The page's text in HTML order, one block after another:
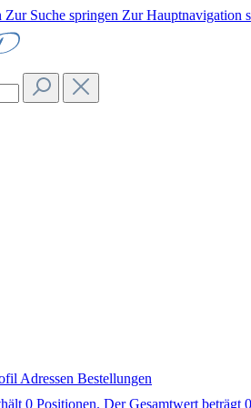
Zur Suche springen Zur Hauptnavigation
Adressen Bestellungen
0 Positionen. Der Gesamtwert beträgt